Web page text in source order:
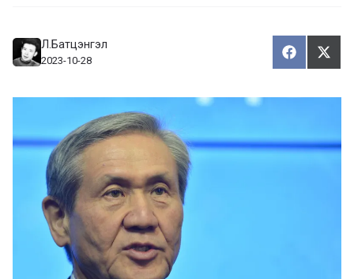
Л.Батцэнгэл
2023-10-28
Х
у
а
ц
а
Т
ү
э